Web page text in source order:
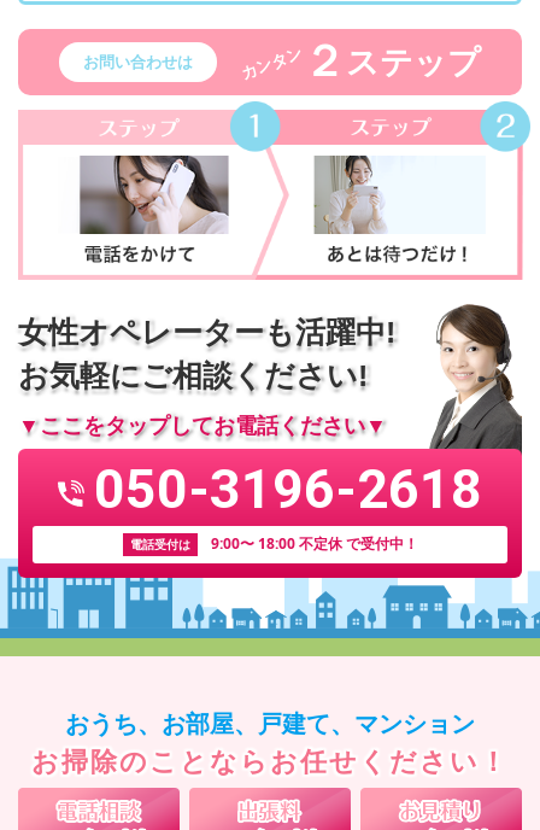
お問い合わせは カンタン ２ ステップ
女性オペレーターも活躍中!
お気軽にご相談ください!
▼ここをタップしてお電話ください▼
050-3196-2618
電話受付は 9:00〜 18:00 不定休 で受付中！
おうち、お部屋、戸建て、マンション
お掃除のことならお任せください！